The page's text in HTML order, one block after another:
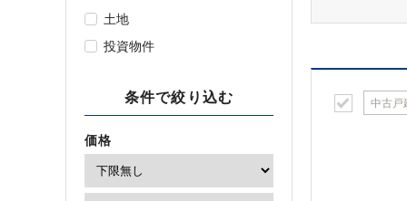
土地
投資物件
条件で絞り込む
価格
中古戸